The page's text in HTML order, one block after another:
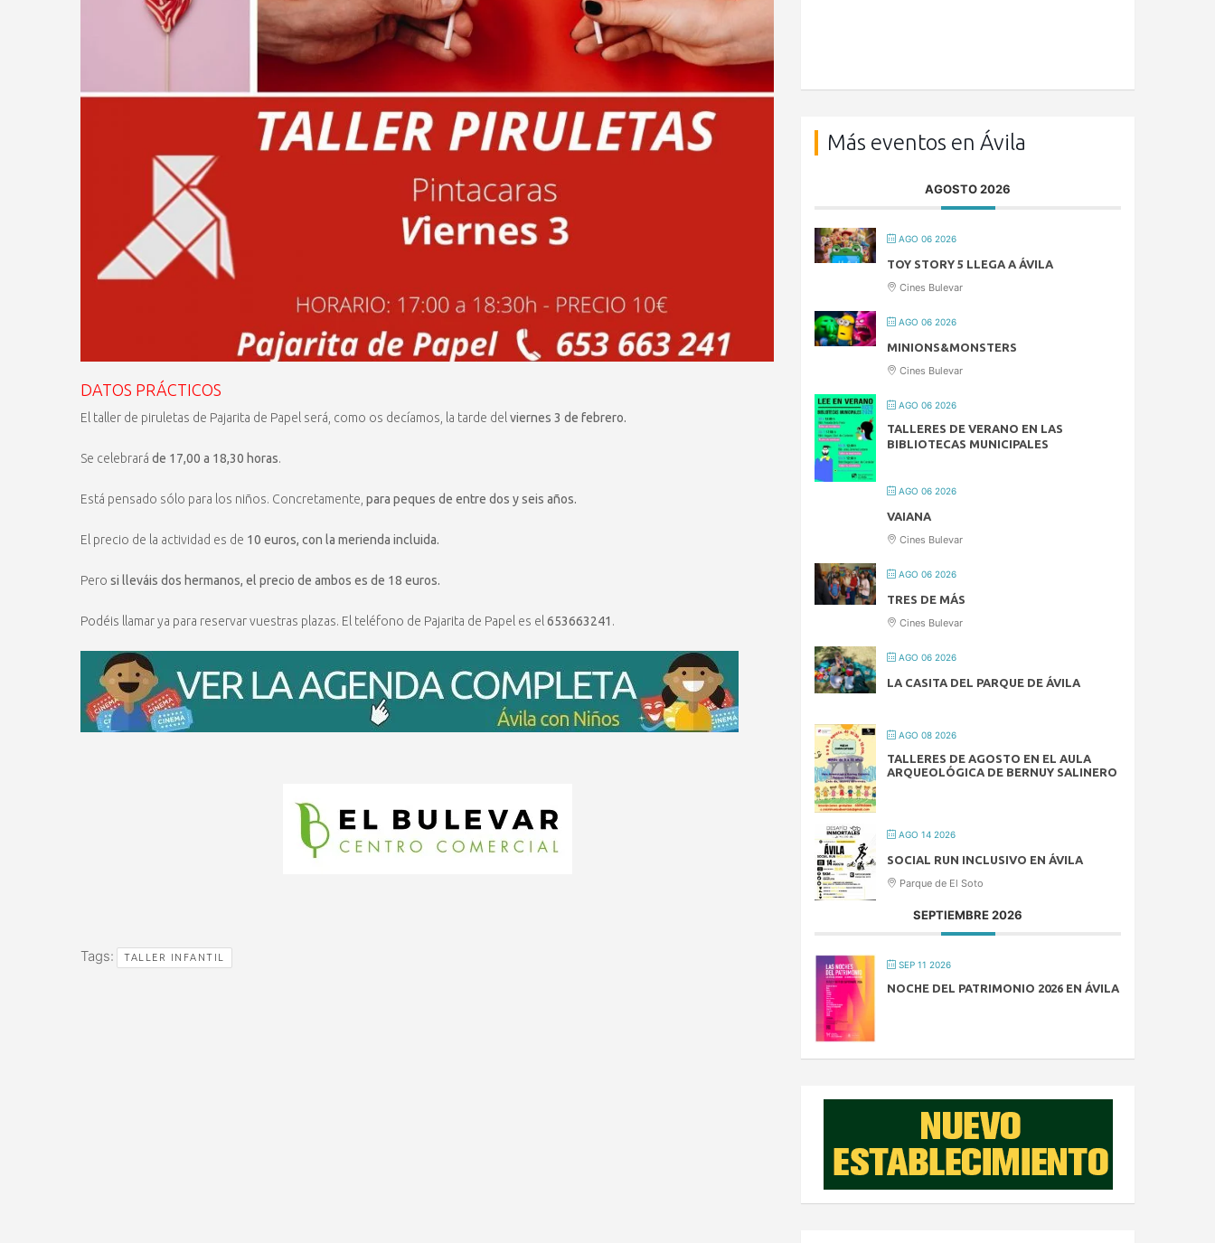
DATOS PRÁCTICOS
El taller de piruletas de Pajarita de Papel será, como os decíamos, la tarde del viernes 3 de febrero.
Se celebrará de 17,00 a 18,30 horas.
Está pensado sólo para los niños. Concretamente, para peques de entre dos y seis años.
El precio de la actividad es de 10 euros, con la merienda incluida.
Pero si lleváis dos hermanos, el precio de ambos es de 18 euros.
Podéis llamar ya para reservar vuestras plazas. El teléfono de Pajarita de Papel es el 653663241 .
Tags: TALLER INFANTIL
Más eventos en Ávila
AGOSTO 2026
AGO 06 2026
TOY STORY 5 LLEGA A ÁVILA
Cines Bulevar
AGO 06 2026
MINIONS&MONSTERS
Cines Bulevar
AGO 06 2026
TALLERES DE VERANO EN LAS
BIBLIOTECAS MUNICIPALES
AGO 06 2026
VAIANA
Cines Bulevar
AGO 06 2026
TRES DE MÁS
Cines Bulevar
AGO 06 2026
LA CASITA DEL PARQUE DE ÁVILA
AGO 08 2026
TALLERES DE AGOSTO EN EL AULA
ARQUEOLÓGICA DE BERNUY SALINERO
AGO 14 2026
SOCIAL RUN INCLUSIVO EN ÁVILA
Parque de El Soto
SEPTIEMBRE 2026
SEP 11 2026
NOCHE DEL PATRIMONIO 2026 EN ÁVILA